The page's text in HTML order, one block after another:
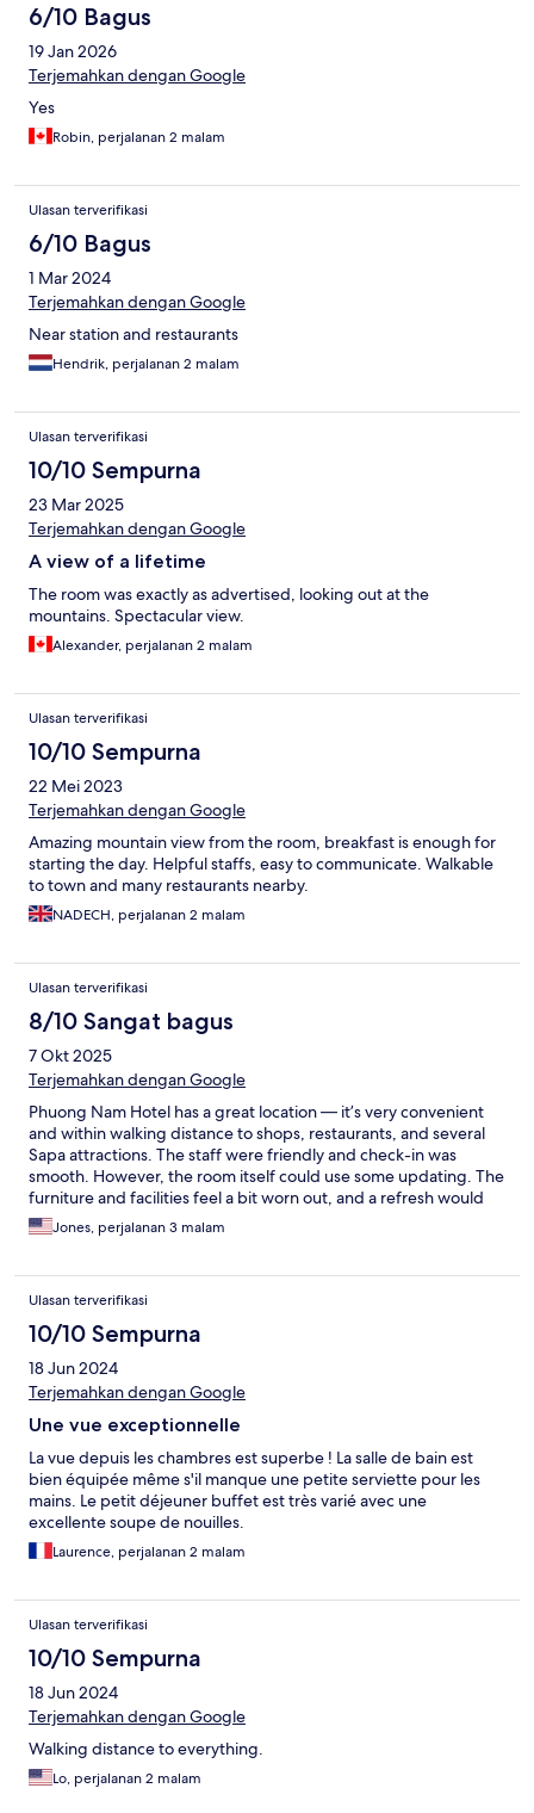
6/10 Bagus
19 Jan 2026
Terjemahkan dengan Google
Yes
Robin, perjalanan 2 malam
Ulasan terverifikasi
6/10 Bagus
1 Mar 2024
Terjemahkan dengan Google
Near station and restaurants
Hendrik, perjalanan 2 malam
Ulasan terverifikasi
10/10 Sempurna
23 Mar 2025
Terjemahkan dengan Google
A view of a lifetime
The room was exactly as advertised, looking out at the
mountains. Spectacular view.
Alexander, perjalanan 2 malam
Ulasan terverifikasi
10/10 Sempurna
22 Mei 2023
Terjemahkan dengan Google
Amazing mountain view from the room, breakfast is enough for
starting the day. Helpful staffs, easy to communicate. Walkable
to town and many restaurants nearby.
NADECH, perjalanan 2 malam
Ulasan terverifikasi
8/10 Sangat bagus
7 Okt 2025
Terjemahkan dengan Google
Phuong Nam Hotel has a great location — it’s very convenient
and within walking distance to shops, restaurants, and several
Sapa attractions. The staff were friendly and check-in was
smooth. However, the room itself could use some updating. The
furniture and facilities feel a bit worn out, and a refresh would
definitely make the stay more comfortable. Overall, it’s a decent
place if you’re mainly looking for a good location and basic
Jones, perjalanan 3 malam
Ulasan terverifikasi
10/10 Sempurna
18 Jun 2024
Terjemahkan dengan Google
Une vue exceptionnelle
La vue depuis les chambres est superbe ! La salle de bain est
bien équipée même s'il manque une petite serviette pour les
mains. Le petit déjeuner buffet est très varié avec une
excellente soupe de nouilles.
Laurence, perjalanan 2 malam
Ulasan terverifikasi
10/10 Sempurna
18 Jun 2024
Terjemahkan dengan Google
Walking distance to everything.
Lo, perjalanan 2 malam